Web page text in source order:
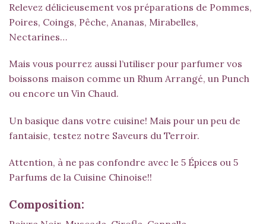
Relevez délicieusement vos préparations de Pommes,
Poires, Coings, Pêche, Ananas, Mirabelles,
Nectarines…
Mais vous pourrez aussi l’utiliser pour parfumer vos
boissons maison comme un Rhum Arrangé, un Punch
ou encore un Vin Chaud.
Un basique dans votre cuisine! Mais pour un peu de
fantaisie, testez notre Saveurs du Terroir.
Attention, à ne pas confondre avec le 5 Épices ou 5
Parfums de la Cuisine Chinoise!!
Composition: